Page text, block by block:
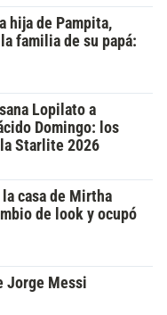
hija de Pampita,
familia de su papá:
Lopilato a
Domingo: los
Starlite 2026
casa de Mirtha
de look y ocupó
Jorge Messi